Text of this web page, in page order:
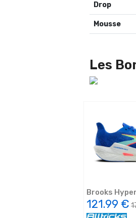
Drop
Mousse
Les
Brooks
121.99 €